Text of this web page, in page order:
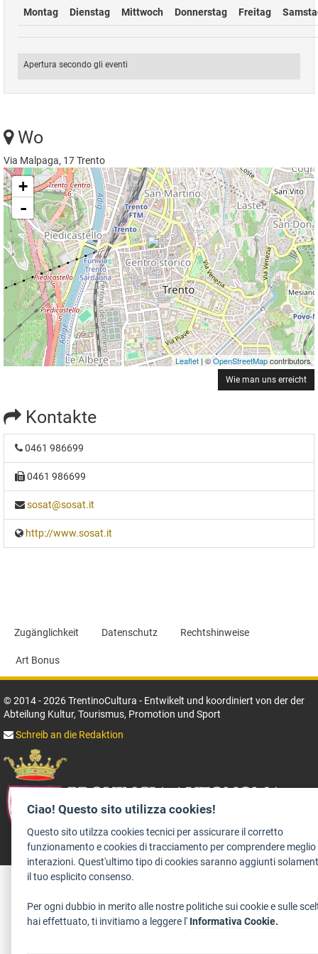
Montag Dienstag Mittwoch Donnerstag Freitag
Apertura secondo gli eventi
Wo
Via Malpaga, 17 Trento
+
-
Leaflet | ©OpenStreetMapcontributors
Wie man uns erreicht
Kontakte
0461 986699
0461 986699
sosat@sosat.it
http://www.sosat.it
Zugänglichkeit Datenschutz Rechtshinweise
Art Bonus
© 2014 - 2026 TrentinoCultura - Entwikelt und koordiniert von der der
Abteilung Kultur, Tourismus, Promotion und Sport
Schreib an die Redaktion
Ciao! Questo sito utilizza cookies!
Questo sito utilzza cookies tecnici per assicurare il corretto
funzionamento e cookies di tracciamento per comprendere meglio
interazioni. Quest'ultimo tipo di cookies saranno aggiunti
il tuo esplicito consenso.
Per ogni dubbio in merito alle nostre politiche sui cookie e sulle
hai effettuato, ti invitiamo a leggere l' Informativa Cookie.